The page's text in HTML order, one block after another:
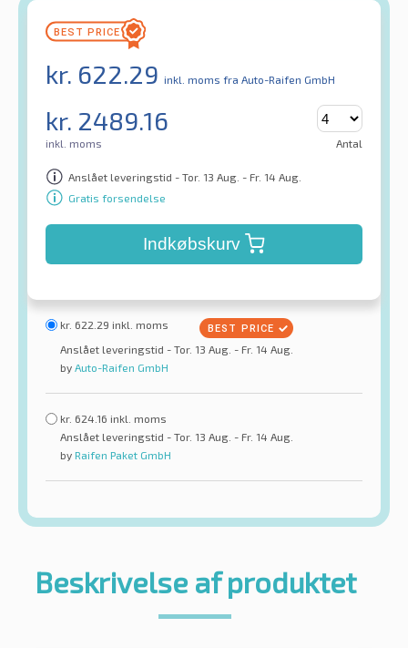
kr. 622.29 inkl. moms fra Auto-Raifen GmbH
kr. 2489.16
inkl. moms Antal
Anslået leveringstid - Tor. 13 Aug. - Fr. 14 Aug.
Gratis forsendelse
Indkøbskurv
kr. 622.29 inkl. moms
Anslået leveringstid - Tor. 13 Aug. - Fr. 14 Aug.
by Auto-Raifen GmbH
kr. 624.16 inkl. moms
Anslået leveringstid - Tor. 13 Aug. - Fr. 14 Aug.
by Raifen Paket GmbH
Beskrivelse af produktet